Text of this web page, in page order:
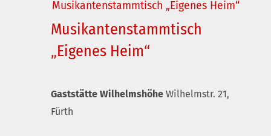
Musikantenstammtisch
„Eigenes Heim“
Musikantenstammtisch „Eigenes Heim“
Gaststätte Wilhelmshöhe Wilhelmstr. 21,
Fürth